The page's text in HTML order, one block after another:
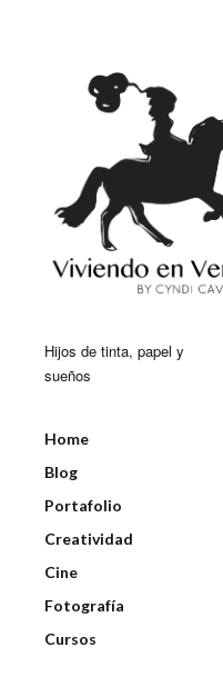
Hijos de tinta, papel y
sueños
Home
Blog
Portafolio
Creatividad
Cine
Fotografía
Cursos